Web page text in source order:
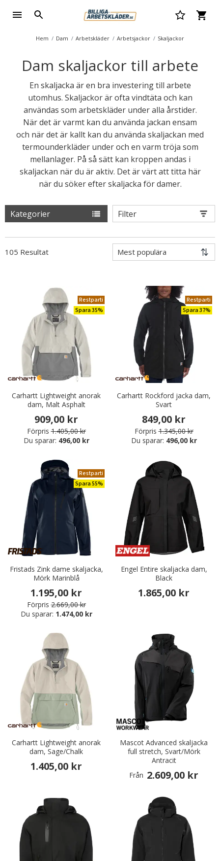
Hem Dam Arbetskläder Arbetsjackor Skaljackor
Dam skaljackor till arbete
En skaljacka är en bra investering till arbete
utomhus. Skaljackor är ofta vindtäta och kan
användas som arbetskläder under alla årstider.
När det är varmt kan du använda jackan ensam
och när det är kallt kan du använda skaljackan med
termounderkläder under och en varm tröja som
mellanlager. På så sätt kan kroppen andas i
skaljackan när du är aktiv. Det är värt att titta här
när du söker efter skaljacka för damer.
Kategorier Filter
105 Resultat
Restparti
Spara 35%
Carhartt Lightweight anorak
dam, Malt Asphalt
909,00 kr
Förpris 1.405,00 kr
Du sparar: 496,00 kr
Restparti
Spara 37%
Carhartt Rockford jacka dam,
Svart
849,00 kr
Förpris 1.345,00 kr
Du sparar: 496,00 kr
Restparti
Spara 55%
Fristads Zink dame skaljacka,
Mörk Marinblå
1.195,00 kr
Förpris 2.669,00 kr
Du sparar: 1.474,00 kr
Engel Entire skaljacka dam,
Black
1.865,00 kr
Carhartt Lightweight anorak
dam, Sage/Chalk
1.405,00 kr
Mascot Advanced skaljacka
full stretch, Svart/Mörk
Antracit
Från 2.609,00 kr